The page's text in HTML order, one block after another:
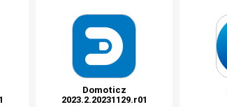
Domoticz
2023.2.20231129.r01